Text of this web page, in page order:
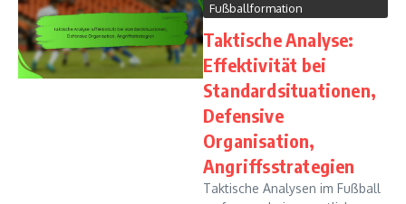
Fußballformation
Taktische Analyse:
Effektivität bei
Standardsituationen,
Defensive
Organisation,
Angriffsstrategien
Taktische Analysen im Fußball